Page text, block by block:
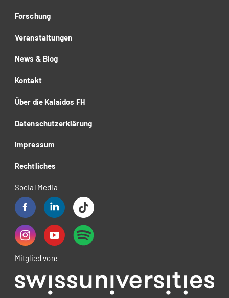
Forschung
Veranstaltungen
News & Blog
Kontakt
Über die Kalaidos FH
Datenschutzerklärung
Impressum
Rechtliches
Social Media
Mitglied von: